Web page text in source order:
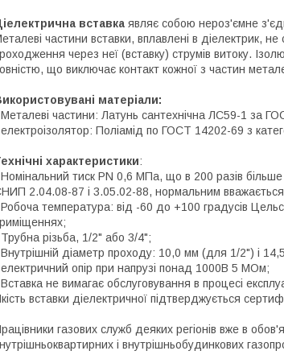
вставка являє собою нероз'ємне
частини вставки, вплавлені в діелектрик,
через неї (вставку) струмів витоку.
що виключає контакт кожної з частин
матеріали:
частини: Латунь сантехнічна ЛС59-1 за
Поліамід по ГОСТ 14202-69 з
характеристики:
тиск PN 0,6 МПа, що в 200 разів
2.04.08-87 і 3.05.02-88, нормальним
температура: від -60 до +100 градусів
різьба, 1/2" або 3/4";
діаметр проходу: 10,0 мм (для 1/2") і
опір при напрузі понад 1000В 5 МОм;
не вимагає обслуговування в процесі
вставки діелектричної підтверджується
газових служб деяких регіонів вже в
і внутрішньобудинкових